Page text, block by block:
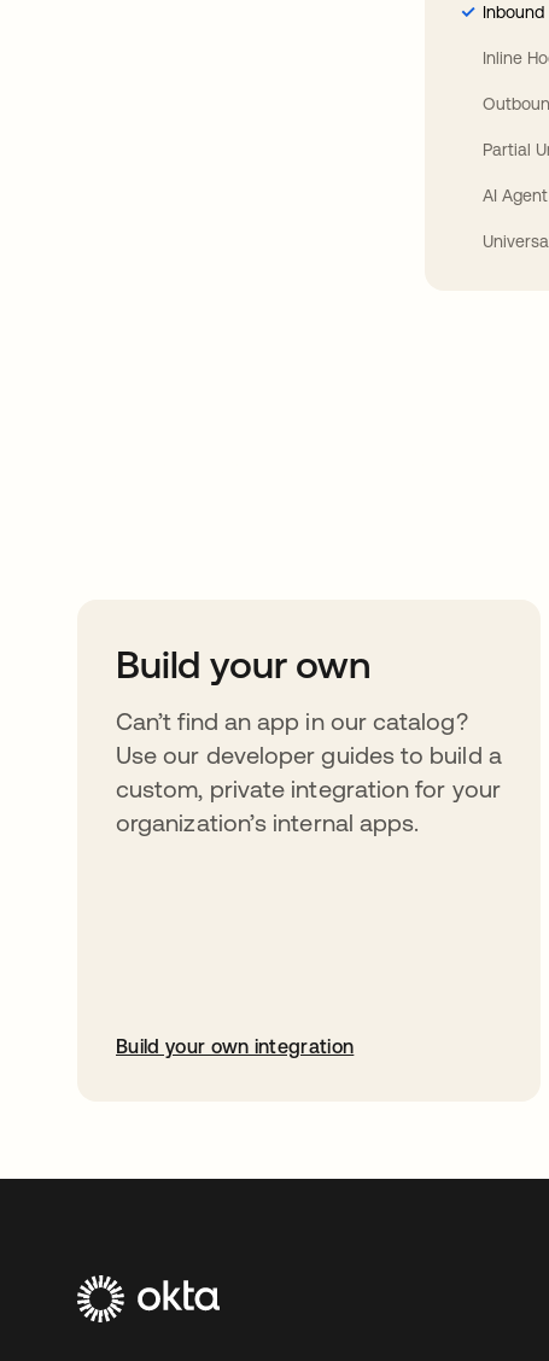
Inbound
Inline
Partial
AI
Build your own
Can’t find an app in our catalog?
Use our developer guides to build a
custom, private integration for your
organization’s internal apps.
Build your own integration